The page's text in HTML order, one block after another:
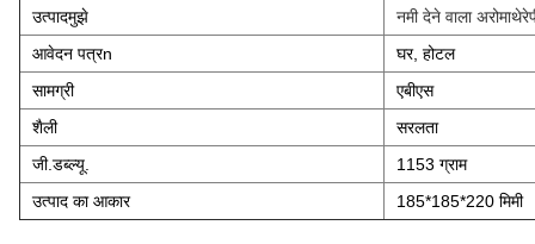
उत्पादमुझे
नमी देने वाला
आवेदन पत्रn
घर, होटल
सामग्री
एबीएस
शैली
सरलता
जी.डब्ल्यू.
1153 ग्राम
उत्पाद का आकार
185*185*220 मिमी